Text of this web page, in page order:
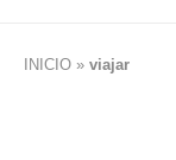
INICIO » viajar